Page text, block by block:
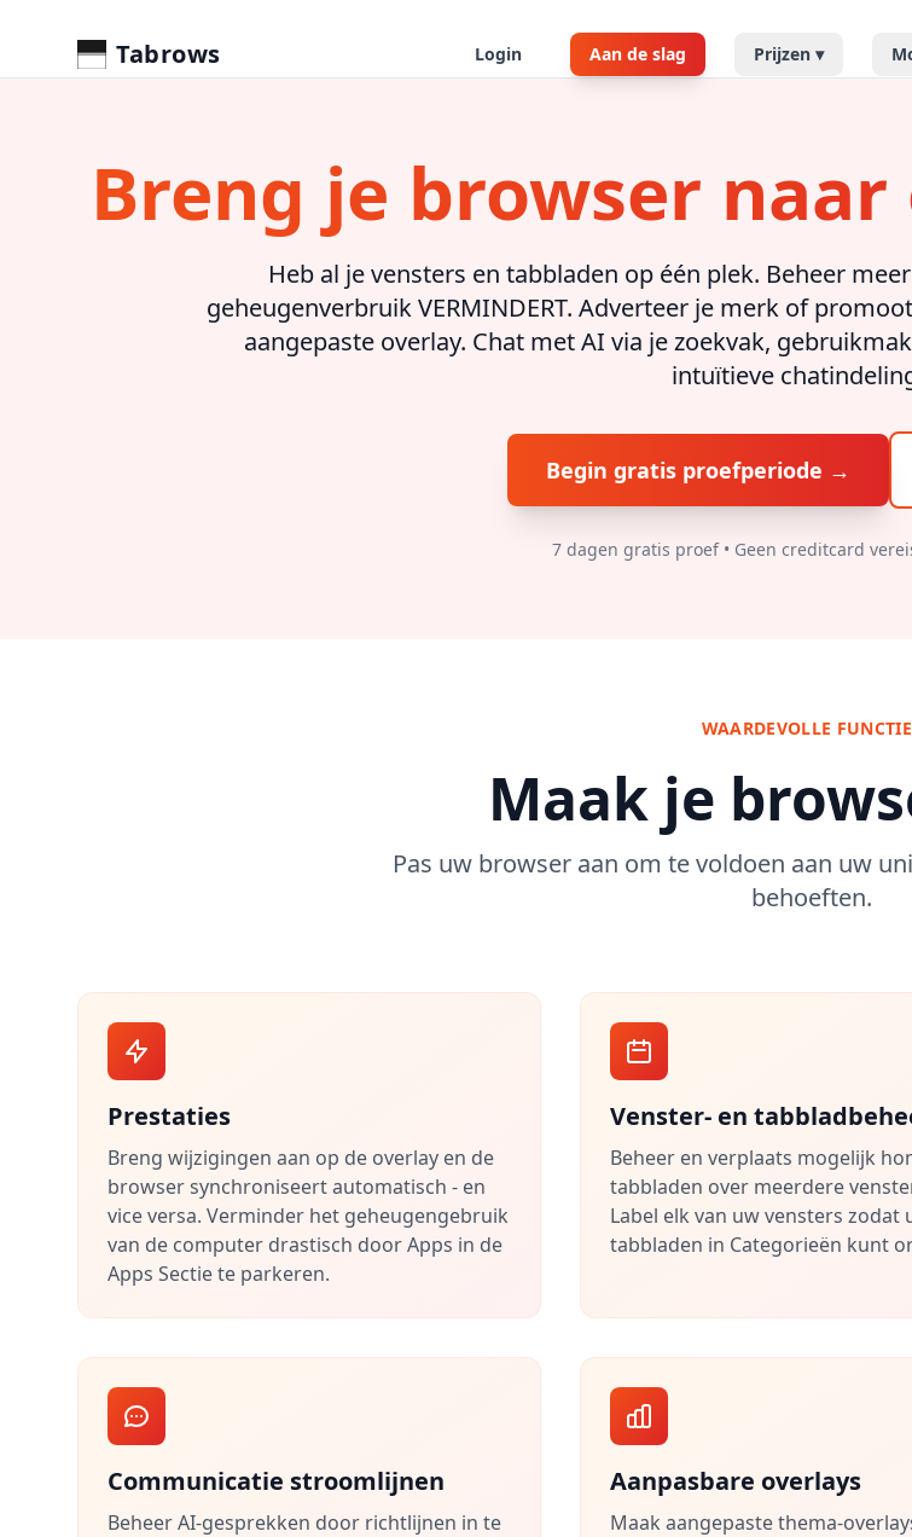
Tabrows Login Aan de slag Prijzen ▾
Breng je browser
Heb al je vensters en tabbladen op één plek. Beheer
geheugenverbruik VERMINDERT. Adverteer je merk of
aangepaste overlay. Chat met AI via je zoekvak,
intuïtieve
Begin gratis proefperiode →
7 dagen gratis proef • Geen creditcard
WAARDEVOLLE
Maak je
Pas uw browser aan om te voldoen aan uw
behoeften.
Prestaties
Breng wijzigingen aan op de overlay en de
browser synchroniseert automatisch - en
vice versa. Verminder het geheugengebruik
van de computer drastisch door Apps in de
Apps Sectie te parkeren.
Venster- en
Beheer en verplaats mogelijk
tabbladen over meerdere
Label elk van uw vensters zodat
tabbladen in Categorieën kunt
Communicatie stroomlijnen
Beheer AI-gesprekken door richtlijnen in te
Aanpasbare overlays
Maak aangepaste thema-